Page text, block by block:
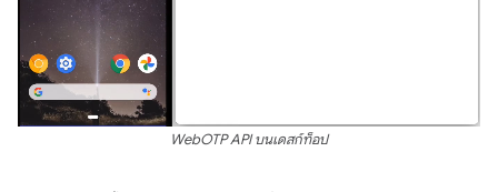
WebOTP API บนเดสก์ท็อป